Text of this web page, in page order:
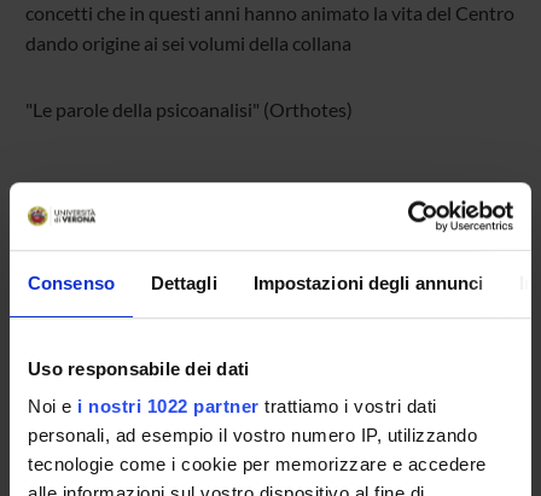
Consenso Dettagli Impostazioni degli annunci
Uso responsabile dei dati
Noi e i nostri 1022 partner trattiamo i vostri dati
personali, ad esempio il vostro numero IP, utilizzando
tecnologie come i cookie per memorizzare e accedere
concetti che in questi anni hanno animato la vita del Centro
dando origine ai sei volumi della collana
"Le parole della psicoanalisi" (Orthotes)
ATTACHMENTS
Programme Director
Matteo Bonazzi
Department
Human Sciences